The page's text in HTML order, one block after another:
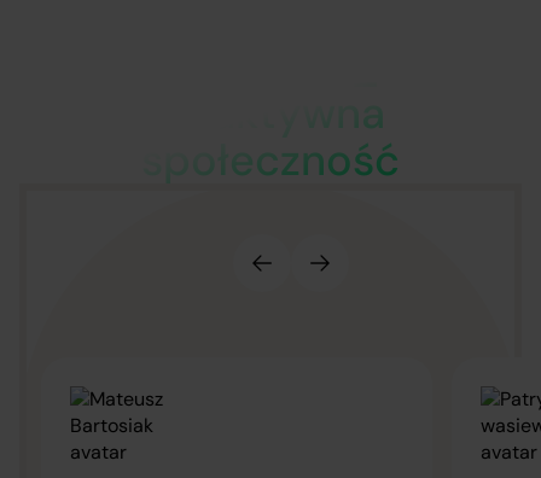
to aktywna
społeczność